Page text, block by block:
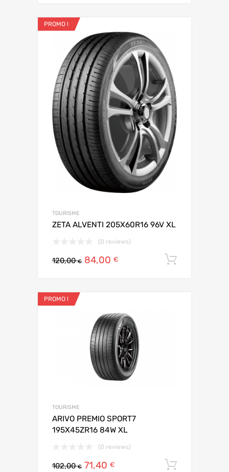
PROMO !
TOURISME
ZETA ALVENTI 205X60R16 96V XL
(0 reviews)
120,00€ 84,00 €
PROMO !
TOURISME
ARIVO PREMIO SPORT7
195X45ZR16 84W XL
(0 reviews)
102,00€ 71,40 €